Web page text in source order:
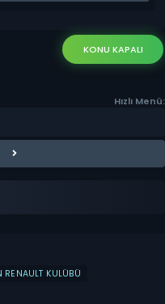
KONU KAPALI
Hızlı Menü:
RENAULT KULÜBÜ